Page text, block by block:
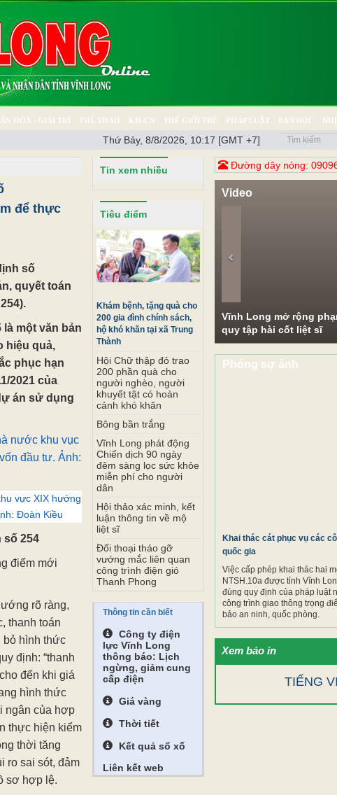
HÓA - GIẢI TRÍ THỂ THAO KH-CN THẾ GIỚI TRẺ PHÁP LUẬT BẠN ĐỌC
Thứ Bảy, 8/8/2026, 10:17 [GMT +7]
để thực
số
quyết toán
là một văn bản
hiệu quả,
phục hạn
2021 của
án sử dụng
vực XIX hướng
Đoàn Kiều
số 254
điểm mới
rõ ràng,
thanh toán
bỏ hình thức
định: “thanh
đến khi giá
hình thức
ngân của hợp
thực hiện kiểm
thời tăng
ro sai sót, đảm
sơ hợp lệ.
Tin xem nhiều
Tiêu điểm
Khám bệnh, tặng quà cho
200 gia đình chính sách,
hộ khó khăn tại xã Trung
Thành
Hội Chữ thập đỏ trao
200 phần quà cho
người nghèo, người
khuyết tật có hoàn
cảnh khó khăn
Bông bần trắng
Vĩnh Long phát động
Chiến dịch 90 ngày
đêm sàng lọc sức khỏe
miễn phí cho người
dân
Hội thảo xác minh, kết
luận thông tin về mộ
liệt sĩ
Đối thoại tháo gỡ
vướng mắc liên quan
công trình điện gió
Thanh Phong
Thông tin cần biết
Công ty điện
lực Vĩnh Long
thông báo: Lịch
ngừng, giảm cung
cấp điện
Giá vàng
Thời tiết
Kết quả sổ xố
Liên kết web
Đường dây nóng:
Video
Vĩnh Long mở rộng
quy tập hài cốt liệt sĩ
Phóng sự ảnh
Khai thác cát phục vụ các
quốc gia
Việc cấp phép khai thác hai
NTSH.10a được tỉnh Vĩnh
đúng quy định của pháp luật
công trình giao thông trọng
bảo an ninh, quốc phòng.
Xem báo in
TIẾNG